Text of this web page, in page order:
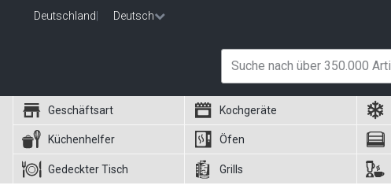
Deutschland Deutsch
Geschäftsart Kochgeräte
Küchenhelfer Öfen
Gedeckter Tisch Grills